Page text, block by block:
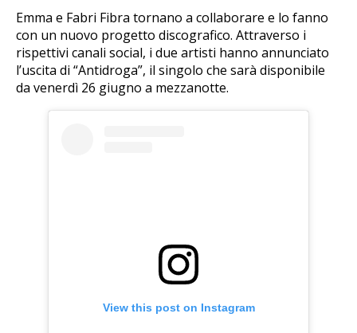
Emma e Fabri Fibra tornano a collaborare e lo fanno
con un nuovo progetto discografico. Attraverso i
rispettivi canali social, i due artisti hanno annunciato
l’uscita di “Antidroga”, il singolo che sarà disponibile
da venerdì 26 giugno a mezzanotte.
View this post on Instagram